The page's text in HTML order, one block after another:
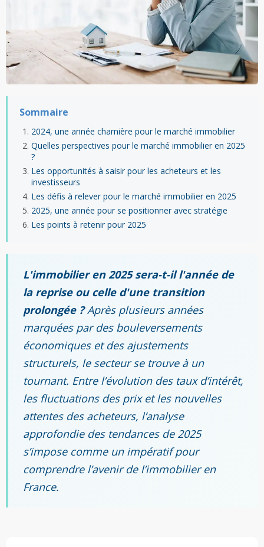
Sommaire
2024, une année charnière pour le marché immobilier
Quelles perspectives pour le marché immobilier en 2025
?
Les opportunités à saisir pour les acheteurs et les
investisseurs
Les défis à relever pour le marché immobilier en 2025
2025, une année pour se positionner avec stratégie
Les points à retenir pour 2025
L'immobilier en 2025 sera-t-il l'année de
la reprise ou celle d'une transition
prolongée ?Après plusieurs années
marquées par des bouleversements
économiques et des ajustements
structurels, le secteur se trouve à un
tournant. Entre l’évolution des taux d’intérêt,
les fluctuations des prix et les nouvelles
attentes des acheteurs, l’analyse
approfondie des tendances de 2025
s’impose comme un impératif pour
comprendre l’avenir de l’immobilier en
France.